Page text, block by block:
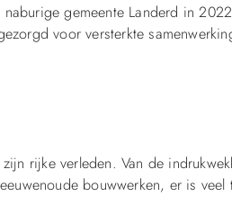
gemeente Landerd in
voor versterkte
rijke verleden. Van de
bouwwerken, er is veel